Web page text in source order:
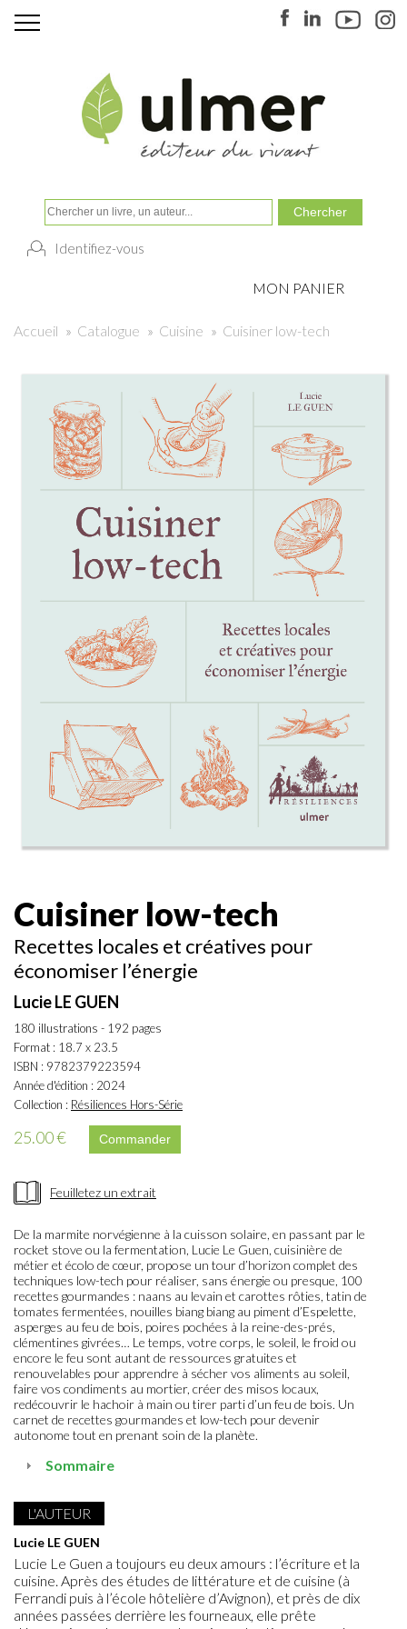
Identifiez-vous
MON PANIER
Accueil » Catalogue » Cuisine » Cuisiner low-tech
Cuisiner low-tech
Recettes locales et créatives pour
économiser l’énergie
Lucie LE GUEN
180 illustrations - 192 pages
Format : 18.7 x 23.5
ISBN : 9782379223594
Année d'édition : 2024
Collection : Résiliences Hors-Série
25.00 €
Feuilletez un extrait
De la marmite norvégienne à la cuisson solaire, en passant par le
rocket stove ou la fermentation, Lucie Le Guen, cuisinière de
métier et écolo de cœur, propose un tour d’horizon complet des
techniques low-tech pour réaliser, sans énergie ou presque, 100
recettes gourmandes : naans au levain et carottes rôties, tatin de
tomates fermentées, nouilles biang biang au piment d’Espelette,
asperges au feu de bois, poires pochées à la reine-des-prés,
clémentines givrées… Le temps, votre corps, le soleil, le froid ou
encore le feu sont autant de ressources gratuites et
renouvelables pour apprendre à sécher vos aliments au soleil,
faire vos condiments au mortier, créer des misos locaux,
redécouvrir le hachoir à main ou tirer parti d’un feu de bois. Un
carnet de recettes gourmandes et low-tech pour devenir
autonome tout en prenant soin de la planète.
Sommaire
L'AUTEUR
Lucie LE GUEN
Lucie Le Guen a toujours eu deux amours : l’écriture et la
cuisine. Après des études de littérature et de cuisine (à
Ferrandi puis à l’école hôtelière d’Avignon), et près de dix
années passées derrière les fourneaux, elle prête